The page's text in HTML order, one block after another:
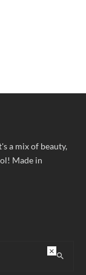
a mix of beauty,
Made in
×